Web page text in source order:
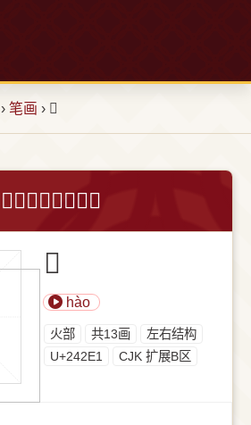
› 笔画 › 𤋡
𤋡字的意思和解释
𤋡
hào
⽕部 共13画
左右结构
U+242E1
CJK 扩展B区